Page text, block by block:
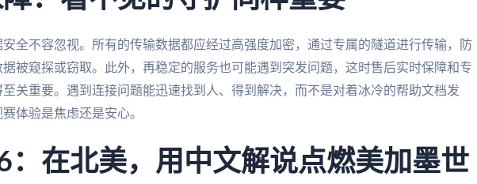
全不容忽视。所有的传输数据都应经过高强度加密，通过专属的隧道进行传输，防
据被窥探或窃取。此外，再稳定的服务也可能遇到突发问题，这时售后实时保障和专
关重要。遇到连接问题能迅速找到人、得到解决，而不是对着冰冷的帮助文档发
体验是焦虑还是安心。
：在北美，用中文解说点燃美加墨世